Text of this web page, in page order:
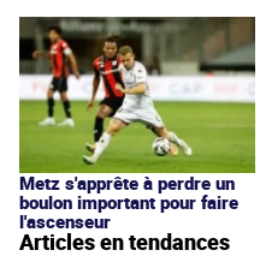
Metz s'apprête à perdre un
boulon important pour faire
l'ascenseur
Articles en tendances